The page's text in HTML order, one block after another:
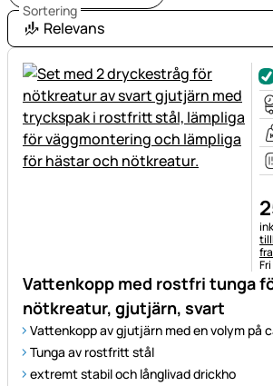
Sortering
Relevans
Vattenkopp med rostfri tunga
nötkreatur, gjutjärn, svart
Vattenkopp av gjutjärn med en volym på
Tunga av rostfritt stål
extremt stabil och långlivad drickho